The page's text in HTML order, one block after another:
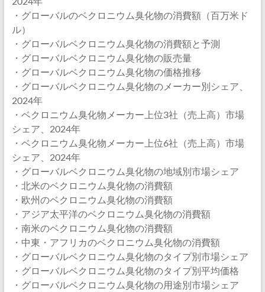
・グローバルのベクロニウム臭化物の消費額（百万米ド
ル）
・グローバルベクロニウム臭化物の消費額と予測
・グローバルベクロニウム臭化物の販売量
・グローバルベクロニウム臭化物の価格推移
・グローバルベクロニウム臭化物のメーカー別シェア、
2024年
・ベクロニウム臭化物メーカー上位3社（売上高）市場
シェア、2024年
・ベクロニウム臭化物メーカー上位6社（売上高）市場
シェア、2024年
・グローバルベクロニウム臭化物の地域別市場シェア
・北米のベクロニウム臭化物の消費額
・欧州のベクロニウム臭化物の消費額
・アジア太平洋のベクロニウム臭化物の消費額
・南米のベクロニウム臭化物の消費額
・中東・アフリカのベクロニウム臭化物の消費額
・グローバルベクロニウム臭化物のタイプ別市場シェア
・グローバルベクロニウム臭化物のタイプ別平均価格
・グローバルベクロニウム臭化物の用途別市場シェア